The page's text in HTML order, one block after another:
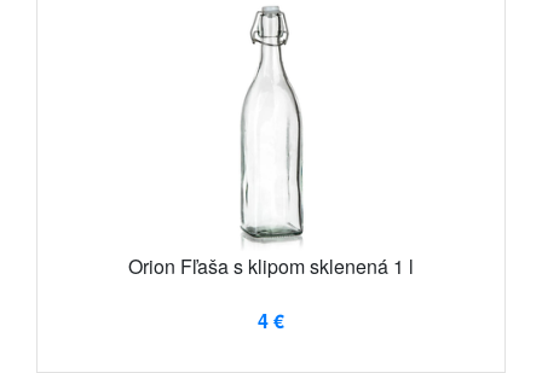
Orion Fľaša s klipom sklenená 1 l
4 €